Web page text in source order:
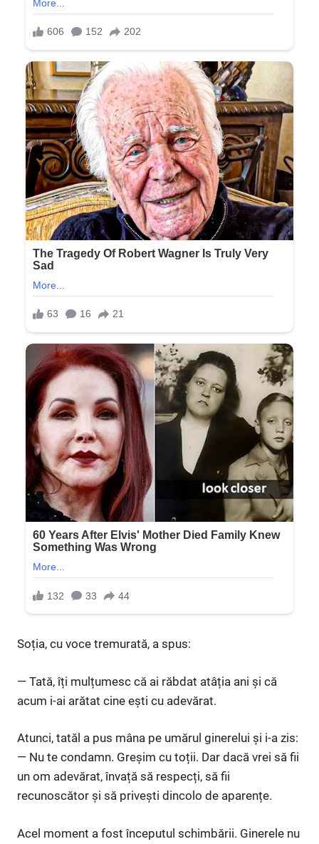
Soția, cu voce tremurată, a spus:
— Tată, îți mulțumesc că ai răbdat atâția ani și că
acum i-ai arătat cine ești cu adevărat.
Atunci, tatăl a pus mâna pe umărul ginerelui și i-a zis:
— Nu te condamn. Greșim cu toții. Dar dacă vrei să fii
un om adevărat, învață să respecți, să fii
recunoscător și să privești dincolo de aparențe.
Acel moment a fost începutul schimbării. Ginerele nu